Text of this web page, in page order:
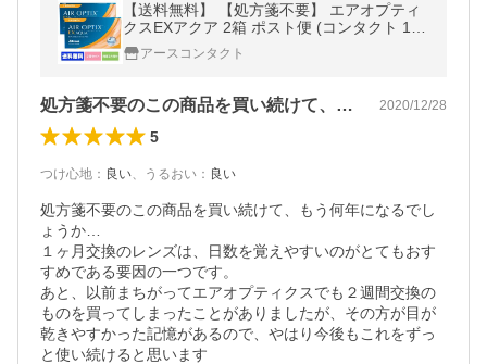
【送料無料】 【処方箋不要】 エアオプティ
クスEXアクア 2箱 ポスト便 (コンタクト 1ヶ
月 コンタクトレンズ 1ヶ月 )
アースコンタクト
処方箋不要のこの商品を買い続けて、もう… 2020/12/28
5
つけ心地 ： 良い、 うるおい ： 良い
処方箋不要のこの商品を買い続けて、もう何年になるでし
ょうか…
１ヶ月交換のレンズは、日数を覚えやすいのがとてもおす
すめである要因の一つです。
あと、以前まちがってエアオプティクスでも２週間交換の
ものを買ってしまったことがありましたが、その方が目が
乾きやすかった記憶があるので、やはり今後もこれをずっ
と使い続けると思います